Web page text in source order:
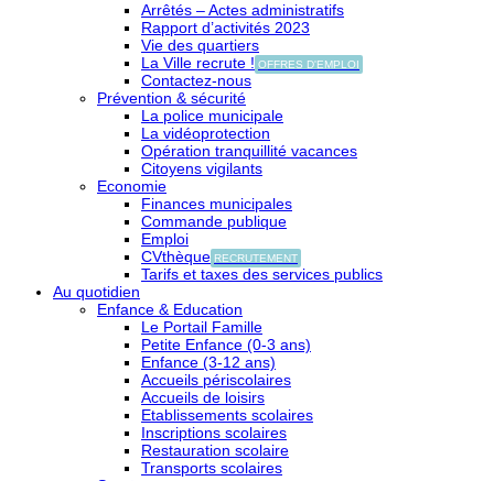
Arrêtés – Actes administratifs
Rapport d’activités 2023
Vie des quartiers
La Ville recrute ! OFFRES D'EMPLOI
Contactez-nous
Prévention & sécurité
La police municipale
La vidéoprotection
Opération tranquillité vacances
Citoyens vigilants
Economie
Finances municipales
Commande publique
Emploi
CVthèque RECRUTEMENT
Tarifs et taxes des services publics
Au quotidien
Enfance & Education
Le Portail Famille
Petite Enfance (0-3 ans)
Enfance (3-12 ans)
Accueils périscolaires
Accueils de loisirs
Etablissements scolaires
Inscriptions scolaires
Restauration scolaire
Transports scolaires